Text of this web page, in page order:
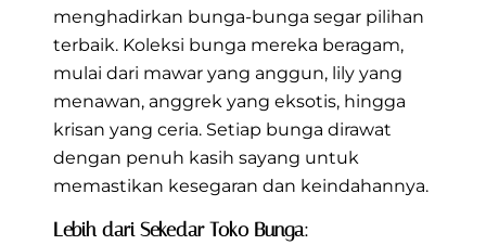
menghadirkan bunga-bunga segar pilihan
terbaik. Koleksi bunga mereka beragam,
mulai dari mawar yang anggun, lily yang
menawan, anggrek yang eksotis, hingga
krisan yang ceria. Setiap bunga dirawat
dengan penuh kasih sayang untuk
memastikan kesegaran dan keindahannya.
Lebih dari Sekedar Toko Bunga: